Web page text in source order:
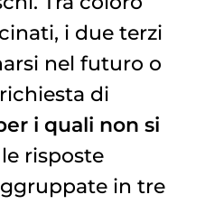
i due terzi
nel futuro o
di
i quali non si
le risposte
in tre